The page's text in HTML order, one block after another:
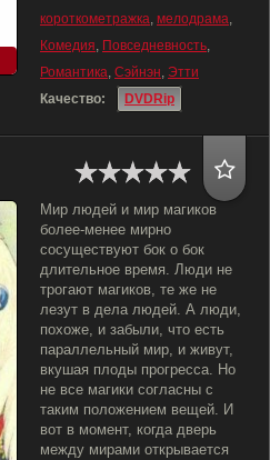
короткометражка, мелодрама,
Комедия, Повседневность,
Романтика, Сэйнэн, Этти
Качество:
DVDRip
Мир людей и мир магиков
более-менее мирно
сосуществуют бок о бок
длительное время. Люди не
трогают магиков, те же не
лезут в дела людей. А люди,
похоже, и забыли, что есть
параллельный мир, и живут,
вкушая плоды прогресса. Но
не все магики согласны с
таким положением вещей. И
вот в момент, когда дверь
между мирами открывается